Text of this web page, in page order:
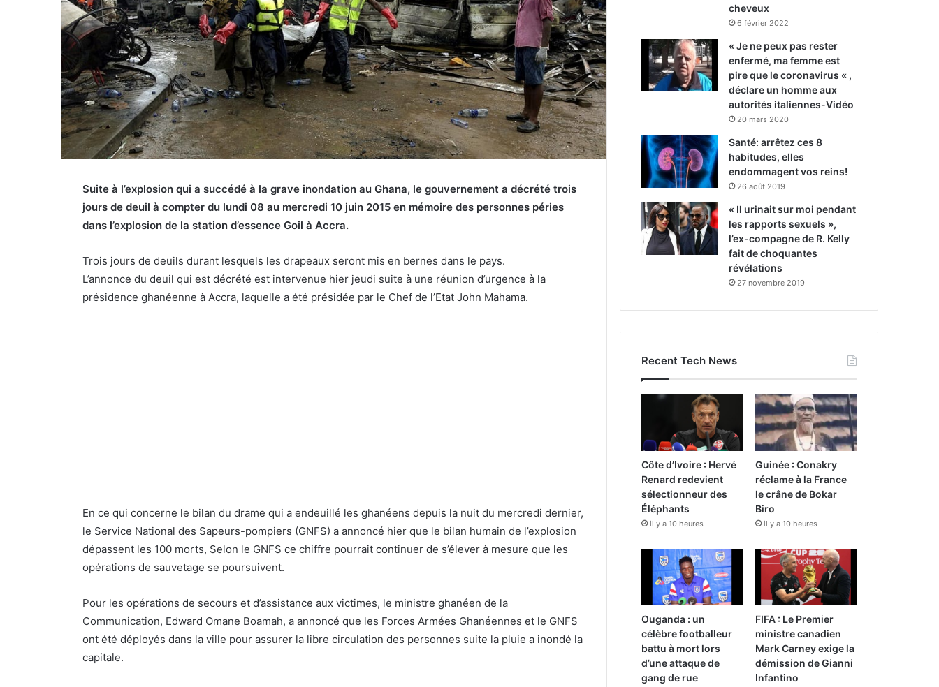
Suite à l’explosion qui a succédé à la grave inondation au Ghana, le gouvernement a décrété trois
jours de deuil à compter du lundi 08 au mercredi 10 juin 2015 en mémoire des personnes péries
dans l’explosion de la station d’essence Goil à Accra.
Trois jours de deuils durant lesquels les drapeaux seront mis en bernes dans le pays.
L’annonce du deuil qui est décrété est intervenue hier jeudi suite à une réunion d’urgence à la
présidence ghanéenne à Accra, laquelle a été présidée par le Chef de l’Etat John Mahama.
En ce qui concerne le bilan du drame qui a endeuillé les ghanéens depuis la nuit du mercredi dernier,
le Service National des Sapeurs-pompiers (GNFS) a annoncé hier que le bilan humain de l’explosion
dépassent les 100 morts, Selon le GNFS ce chiffre pourrait continuer de s’élever à mesure que les
opérations de sauvetage se poursuivent.
Pour les opérations de secours et d’assistance aux victimes, le ministre ghanéen de la
Communication, Edward Omane Boamah, a annoncé que les Forces Armées Ghanéennes et le GNFS
ont été déployés dans la ville pour assurer la libre circulation des personnes suite la pluie a inondé la
capitale.
cheveux
6 février 2022
« Je ne peux pas rester
enfermé, ma femme est
pire que le coronavirus « ,
déclare un homme aux
autorités italiennes-Vidéo
20 mars 2020
Santé: arrêtez ces 8
habitudes, elles
endommagent vos reins!
26 août 2019
« Il urinait sur moi pendant
les rapports sexuels »,
l’ex-compagne de R. Kelly
fait de choquantes
révélations
27 novembre 2019
Recent Tech News
Côte d’Ivoire : Hervé
Renard redevient
sélectionneur des
Éléphants
il y a 10 heures
Guinée : Conakry
réclame à la France
le crâne de Bokar
Biro
il y a 10 heures
Ouganda : un
célèbre footballeur
battu à mort lors
d’une attaque de
gang de rue
FIFA : Le Premier
ministre canadien
Mark Carney exige la
démission de Gianni
Infantino